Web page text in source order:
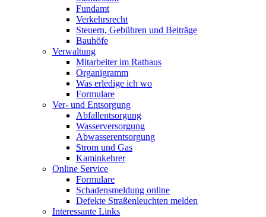
Fundamt
Verkehrsrecht
Steuern, Gebühren und Beiträge
Bauhöfe
Verwaltung
Mitarbeiter im Rathaus
Organigramm
Was erledige ich wo
Formulare
Ver- und Entsorgung
Abfallentsorgung
Wasserversorgung
Abwasserentsorgung
Strom und Gas
Kaminkehrer
Online Service
Formulare
Schadensmeldung online
Defekte Straßenleuchten melden
Interessante Links